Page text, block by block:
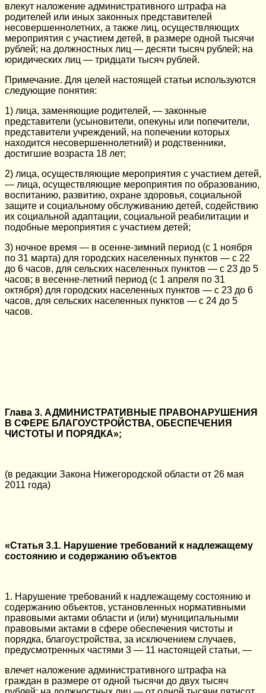
влекут наложение административного штрафа на
родителей или иных законных представителей
несовершеннолетних, а также лиц, осуществляющих
мероприятия с участием детей, в размере одной тысячи
рублей; на должностных лиц — десяти тысяч рублей; на
юридических лиц — тридцати тысяч рублей.
Примечание. Для целей настоящей статьи используются
следующие понятия:
1) лица, заменяющие родителей, — законные
представители (усыновители, опекуны или попечители,
представители учреждений, на попечении которых
находится несовершеннолетний) и родственники,
достигшие возраста 18 лет;
2) лица, осуществляющие мероприятия с участием детей,
— лица, осуществляющие мероприятия по образованию,
воспитанию, развитию, охране здоровья, социальной
защите и социальному обслуживанию детей, содействию
их социальной адаптации, социальной реабилитации и
подобные мероприятия с участием детей;
3) ночное время — в осенне-зимний период (с 1 ноября
по 31 марта) для городских населенных пунктов — с 22
до 6 часов, для сельских населенных пунктов — с 23 до 5
часов; в весенне-летний период (с 1 апреля по 31
октября) для городских населенных пунктов — с 23 до 6
часов, для сельских населенных пунктов — с 24 до 5
часов.
Глава 3. АДМИНИСТРАТИВНЫЕ ПРАВОНАРУШЕНИЯ
В СФЕРЕ БЛАГОУСТРОЙСТВА, ОБЕСПЕЧЕНИЯ
ЧИСТОТЫ И ПОРЯДКА»;
(в редакции Закона Нижегородской области от 26 мая
2011 года)
«Статья 3.1. Нарушение требований к надлежащему
состоянию и содержанию объектов
1. Нарушение требований к надлежащему состоянию и
содержанию объектов, установленных нормативными
правовыми актами области и (или) муниципальными
правовыми актами в сфере обеспечения чистоты и
порядка, благоустройства, за исключением случаев,
предусмотренных частями 3 — 11 настоящей статьи, —
влечет наложение административного штрафа на
граждан в размере от одной тысячи до двух тысяч